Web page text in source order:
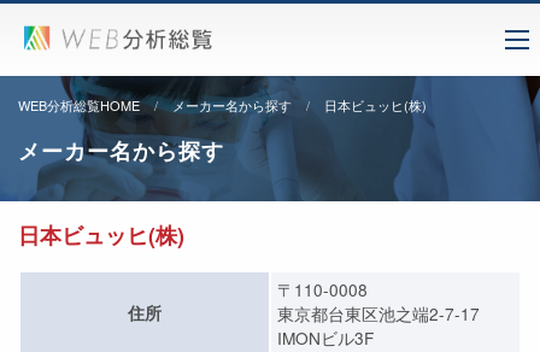
WEB分析総覧HOME メーカー名から探す 日本ビュッヒ(株)
メーカー名から探す
日本ビュッヒ(株)
住所
〒110-0008
東京都台東区池之端2-7-17
IMONビル3F